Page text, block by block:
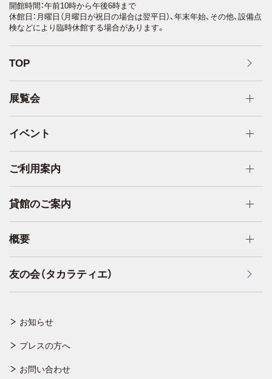
お知らせ
プレスの方へ
お問い合わせ
TOP
展覧会
イベント
ご利用案内
貸館のご案内
概要
友の会（タカラティエ）
開館時間：午前10時から午後6時まで
休館日：月曜日（月曜日が祝日の場合は翌平日）、年末年始、その他、設備点
検などにより臨時休館する場合があります。